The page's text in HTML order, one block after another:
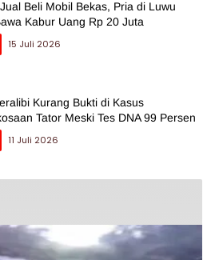
Beli Mobil Bekas, Pria di Luwu
Kabur Uang Rp 20 Juta
15 Juli 2026
Kurang Bukti di Kasus
Tator Meski Tes DNA 99 Persen
11 Juli 2026